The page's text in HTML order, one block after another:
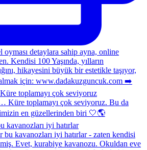
toplamayı çok seviyoruz
kavanozları iyi hatırlar